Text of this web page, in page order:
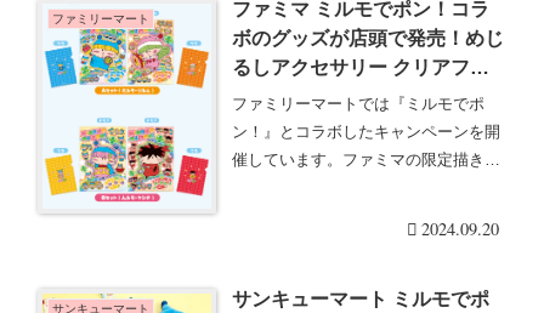
ファミリーマート
ファミマ ミルモでポン！コラ
ボのグッズが店頭で発売！めじ
るしアクセサリー クリアファ
イルセット！口コミ 売り切れ
まとめ！
ファミリーマートでは『ミルモでポ
ン！』とコラボしたキャンペーンを開
催しています。ファミマの限定描き下
2024.09.20
サンキューマート
サンキューマート ミルモでポ